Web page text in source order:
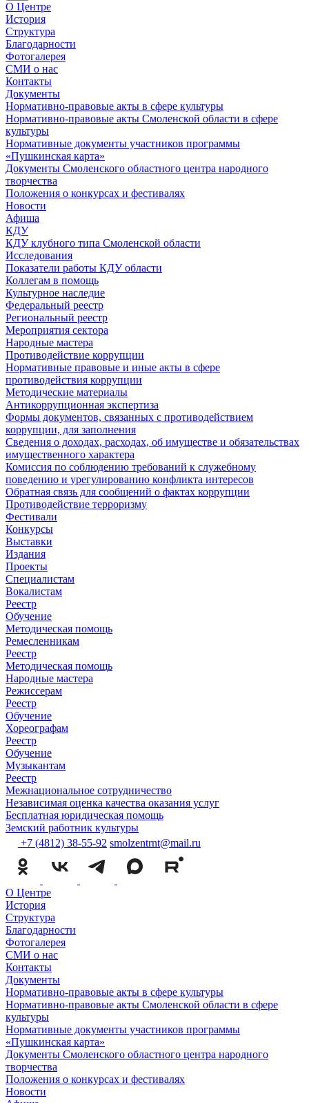
О Центре
История
Структура
Благодарности
Фотогалерея
СМИ о нас
Контакты
Документы
Нормативно-правовые акты в сфере культуры
Нормативно-правовые акты Смоленской области в сфере
культуры
Нормативные документы участников программы
«Пушкинская карта»
Документы Смоленского областного центра народного
творчества
Положения о конкурсах и фестивалях
Новости
Афиша
КДУ
КДУ клубного типа Смоленской области
Исследования
Показатели работы КДУ области
Коллегам в помощь
Культурное наследие
Федеральный реестр
Региональный реестр
Мероприятия сектора
Народные мастера
Противодействие коррупции
Нормативные правовые и иные акты в сфере
противодействия коррупции
Методические материалы
Антикоррупционная экспертиза
Формы документов, связанных с противодействием
коррупции, для заполнения
Сведения о доходах, расходах, об имуществе и обязательствах
имущественного характера
Комиссия по соблюдению требований к служебному
поведению и урегулированию конфликта интересов
Обратная связь для сообщений о фактах коррупции
Противодействие терроризму
Фестивали
Конкурсы
Выставки
Издания
Проекты
Специалистам
Вокалистам
Реестр
Обучение
Методическая помощь
Ремесленникам
Реестр
Методическая помощь
Народные мастера
Режиссерам
Реестр
Обучение
Хореографам
Реестр
Обучение
Музыкантам
Реестр
Межнациональное сотрудничество
Независимая оценка качества оказания услуг
Бесплатная юридическая помощь
Земский работник культуры
+7 (4812) 38-55-92 smolzentrnt@mail.ru
О Центре
История
Структура
Благодарности
Фотогалерея
СМИ о нас
Контакты
Документы
Нормативно-правовые акты в сфере культуры
Нормативно-правовые акты Смоленской области в сфере
культуры
Нормативные документы участников программы
«Пушкинская карта»
Документы Смоленского областного центра народного
творчества
Положения о конкурсах и фестивалях
Новости